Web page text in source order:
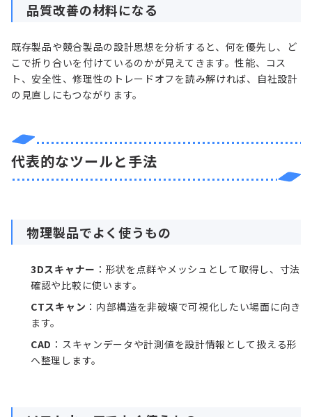
品質改善の材料になる
既存製品や競合製品の設計思想を分析すると、何を優先し、ど
こで折り合いを付けているのかが見えてきます。性能、コス
ト、安全性、修理性のトレードオフを読み解ければ、自社設計
の見直しにもつながります。
代表的なツールと手法
物理製品でよく使うもの
3Dスキャナー ：形状を点群やメッシュとして取得し、寸法
確認や比較に使います。
CTスキャン ：内部構造を非破壊で可視化したい場面に向き
ます。
CAD ：スキャンデータや計測値を設計情報として扱える形
へ整理します。